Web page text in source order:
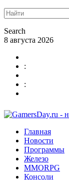
Search
8 августа 2026
:
:
Главная
Новости
Программы
Железо
MMORPG
Консоли